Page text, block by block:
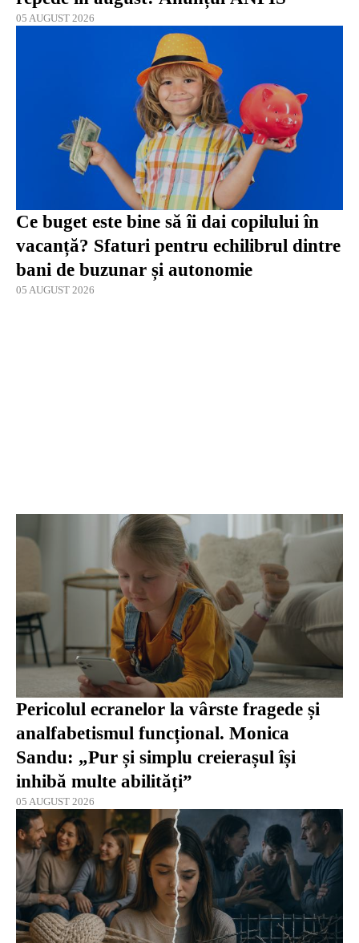
05 AUGUST 2026
Ce buget este bine să îi dai copilului în
vacanță? Sfaturi pentru echilibrul dintre
bani de buzunar și autonomie
05 AUGUST 2026
Pericolul ecranelor la vârste fragede și
analfabetismul funcțional. Monica
Sandu: „Pur și simplu creierașul își
inhibă multe abilități”
05 AUGUST 2026